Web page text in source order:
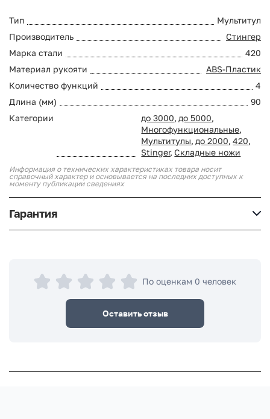
Тип
Мультитул
Производитель
Стингер
Марка стали
420
Материал рукояти
ABS-Пластик
Количество функций
4
Длина (мм)
90
Категории
до 3000, до 5000,
Многофункциональные,
Мультитулы, до 2000, 420,
Stinger, Складные ножи
Информация о технических характеристиках товара носит
справочный характер и основывается на последних доступных к
моменту публикации сведениях
Гарантия
По оценкам 0 человек
Оставить отзыв